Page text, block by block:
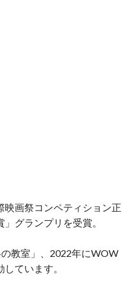
画祭コンペティション正
グランプリを受賞。
教室」、2022年にWOW
ています。